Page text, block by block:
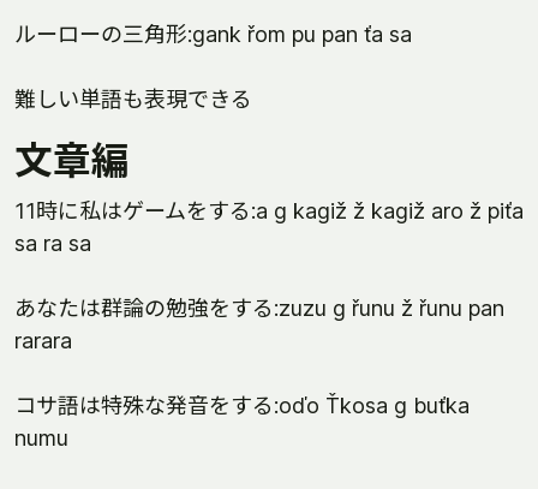
ルーローの三角形:gank řom pu pan ťa sa
難しい単語も表現できる
文章編
11時に私はゲームをする:a g kagiž ž kagiž aro ž piťa
sa ra sa
あなたは群論の勉強をする:zuzu g řunu ž řunu pan
rarara
コサ語は特殊な発音をする:oďo Ťkosa g buťka
numu